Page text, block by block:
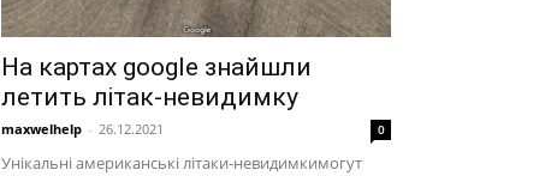
На картах google знайшли
летить літак-невидимку
maxwelhelp - 26.12.2021 0
Унікальні американські літаки-невидимкимогут